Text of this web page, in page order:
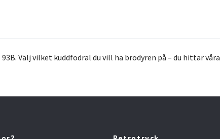
Välj vilket kuddfodral du vill ha brodyren på – du hittar